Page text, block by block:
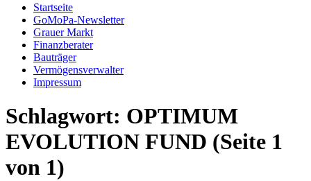
Startseite
GoMoPa-Newsletter
Grauer Markt
Finanzberater
Bauträger
Vermögensverwalter
Impressum
Schlagwort: OPTIMUM
EVOLUTION FUND (Seite 1
von 1)